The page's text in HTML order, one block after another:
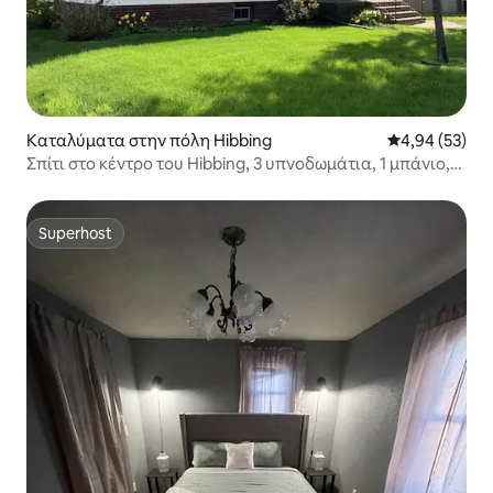
Καταλύματα στην πόλη Hibbing Μέση
4,94 (53)
Σπίτι στο κέντρο του Hibbing, 3 υπνοδωμάτια, 1 μπάνιο,
Superhost
Superhost